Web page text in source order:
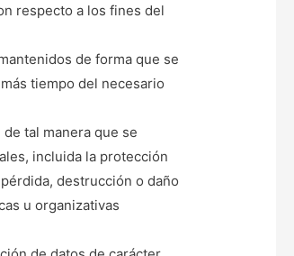
respecto a los fines del
de forma que se
tiempo del necesario
tal manera que se
incluida la protección
destrucción o daño
u organizativas